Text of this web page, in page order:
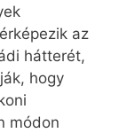
az
hátterét,
hogy
módon